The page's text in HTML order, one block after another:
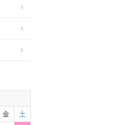
金
土